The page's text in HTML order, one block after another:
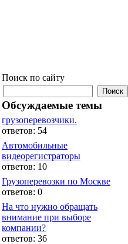
Поиск по сайту
Обсуждаемые темы
грузоперевозчики.
ответов: 54
Автомобильные
видеорегистраторы
ответов: 10
Грузоперевозки по Москве
ответов: 0
На что нужно обращать
внимание при выборе
компании?
ответов: 36